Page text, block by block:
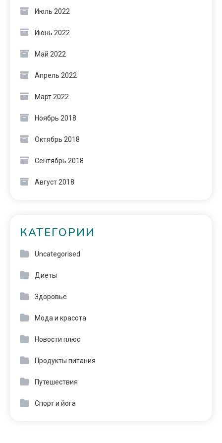
Июль 2022
Июнь 2022
Май 2022
Апрель 2022
Март 2022
Ноябрь 2018
Октябрь 2018
Сентябрь 2018
Август 2018
КАТЕГОРИИ
Uncategorised
Диеты
Здоровье
Мода и красота
Новости плюс
Продукты питания
Путешествия
Спорт и йога